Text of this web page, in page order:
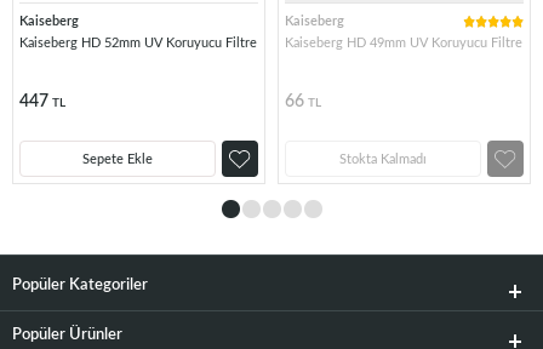
Kaiseberg
Kaiseberg HD 52mm UV Koruyucu Filtre
447 TL
Sepete Ekle
Kaiseberg
Kaiseberg HD 49mm UV Koruyucu Filtre
66 TL
Stokta Kalmadı
Popüler Kategoriler
Popüler Ürünler